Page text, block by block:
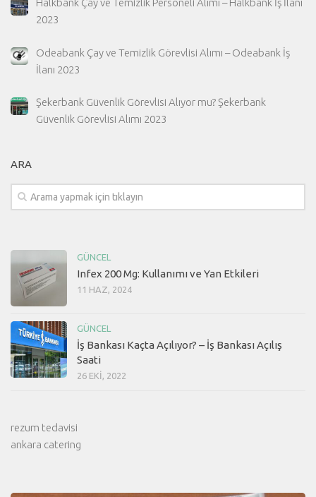
Halkbank Çay ve Temizlik Personeli Alımı – Halkbank İş İlanı
2023
Odeabank Çay ve Temizlik Görevlisi Alımı – Odeabank İş
İlanı 2023
Şekerbank Güvenlik Görevlisi Alıyor mu? Şekerbank
Güvenlik Görevlisi Alımı 2023
ARA
GÜNCEL
Infex 200 Mg: Kullanımı ve Yan Etkileri
11 HAZ, 2024
GÜNCEL
İş Bankası Kaçta Açılıyor? – İş Bankası Açılış
Saati
26 EKI, 2022
rezum tedavisi
ankara catering